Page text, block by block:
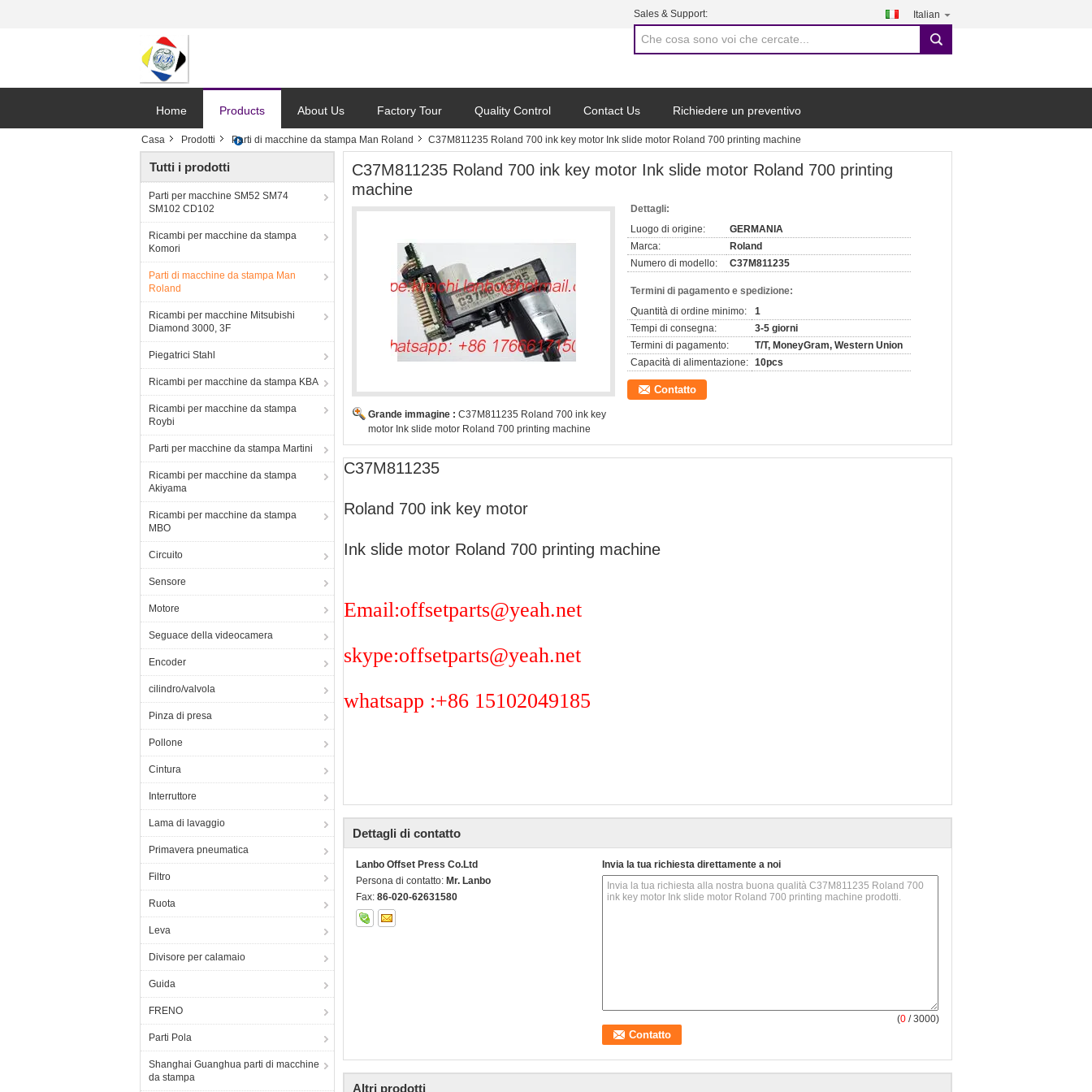
Sales & Support: Italian
search
Home Products About Us Factory Tour Quality Control Contact Us Richiedere un preventivo
Casa Prodotti Parti di macchine da stampa Man Roland C37M811235 Roland 700 ink key motor Ink slide motor Roland 700 printing machine
Tutti i prodotti
Parti per macchine SM52 SM74
SM102 CD102
Ricambi per macchine da stampa
Komori
Parti di macchine da stampa Man
Roland
Ricambi per macchine Mitsubishi
Diamond 3000, 3F
Piegatrici Stahl
Ricambi per macchine da stampa KBA
Ricambi per macchine da stampa
Roybi
Parti per macchine da stampa Martini
Ricambi per macchine da stampa
Akiyama
Ricambi per macchine da stampa
MBO
Circuito
Sensore
Motore
Seguace della videocamera
Encoder
cilindro/valvola
Pinza di presa
Pollone
Cintura
Interruttore
Lama di lavaggio
Primavera pneumatica
Filtro
Ruota
Leva
Divisore per calamaio
Guida
FRENO
Parti Pola
Shanghai Guanghua parti di macchine
da stampa
C37M811235 Roland 700 ink key motor Ink slide motor Roland 700 printing
machine
Grande immagine : C37M811235 Roland 700 ink key
motor Ink slide motor Roland 700 printing machine
Dettagli:
Luogo di origine:
GERMANIA
Marca:
Roland
Numero di modello:
C37M811235
Termini di pagamento e spedizione:
Quantità di ordine minimo:
1
Tempi di consegna:
3-5 giorni
Termini di pagamento:
T/T, MoneyGram, Western Union
Capacità di alimentazione: 10pcs
Contatto
C37M811235
Roland 700 ink key motor
Ink slide motor Roland 700 printing machine
Email:offsetparts@yeah.net
skype:offsetparts@yeah.net
whatsapp :+86 15102049185
Dettagli di contatto
Lanbo Offset Press Co.Ltd
Persona di contatto: Mr. Lanbo
Fax: 86-020-62631580
Invia la tua richiesta direttamente a noi
(0 / 3000)
Altri prodotti